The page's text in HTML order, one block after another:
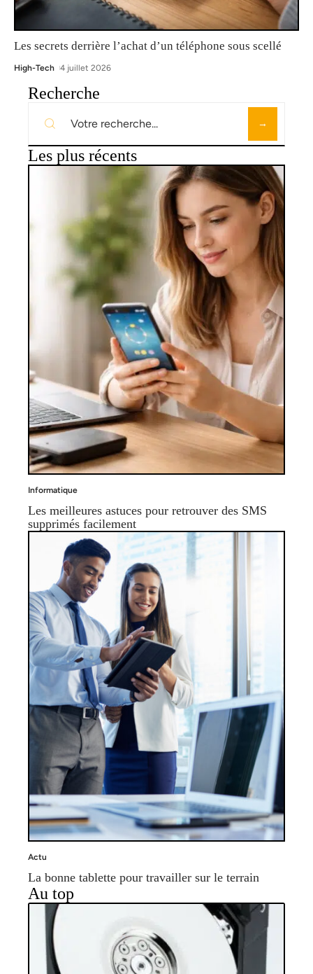
Les secrets derrière l’achat d’un téléphone sous scellé
High-Tech 4 juillet 2026
Recherche
Les plus récents
Informatique
Les meilleures astuces pour retrouver des SMS
supprimés facilement
Actu
La bonne tablette pour travailler sur le terrain
Au top